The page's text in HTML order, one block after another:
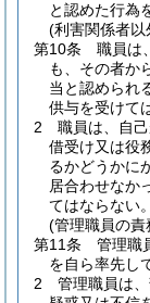
と認めた行為
(利害関係者以
第10条
職員は
も、その者か
当と認められ
供与を受けて
2
職員は、自
借受け又は役
るかどうかに
居合わせなか
てはならない。
(管理職員の責
第11条
管理職
を自ら率先し
2
管理職員は、